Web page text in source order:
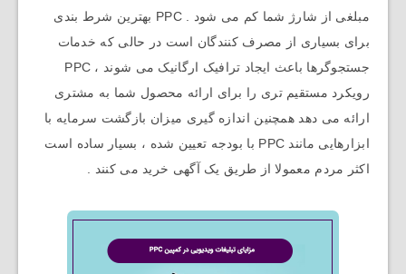
مبلغی از شارژ شما کم می ‌شود . PPC بهترین شرط بندی
برای بسیاری از مصرف کنندگان است در حالی که خدمات
جستجوگرها باعث ایجاد ترافیک ارگانیک می شوند ، PPC
رویکرد مستقیم تری را برای ارائه محصول شما به مشتری
ارائه می دهد همچنین اندازه گیری میزان بازگشت سرمایه با
ابزارهایی مانند PPC با بودجه تعیین شده ، بسیار ساده است
اکثر مردم معمولا از طریق یک آگهی خرید می کنند .